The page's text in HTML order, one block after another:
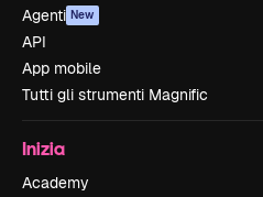
Agenti New
API
App mobile
Tutti gli strumenti Magnific
Inizia
Academy